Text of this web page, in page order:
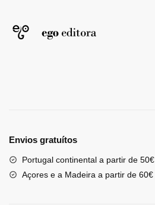
Envios gratuítos
Portugal continental a partir de 50€
Açores e a Madeira a partir de 60€